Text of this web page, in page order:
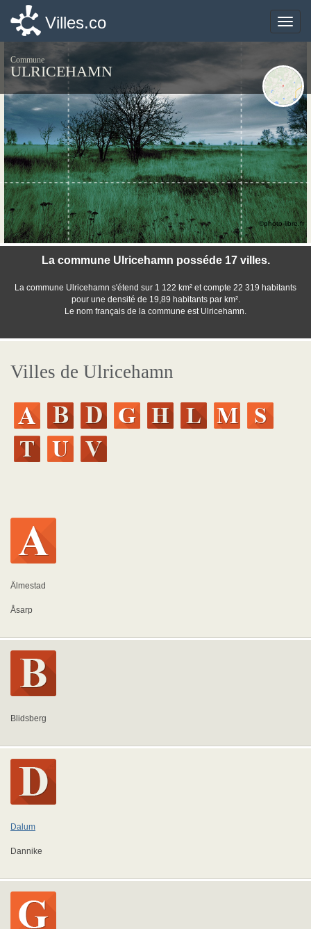
Toggle
Villes.co
Commune
ULRICEHAMN
La commune Ulricehamn posséde 17 villes.
La commune Ulricehamn s'étend sur 1 122 km² et compte 22 319 habitants
pour une densité de 19,89 habitants par km².
Le nom français de la commune est Ulricehamn.
©photo-libre.fr
Villes de Ulricehamn
Älmestad
Åsarp
Blidsberg
Dalum
Dannike
Toggle
Villes.co